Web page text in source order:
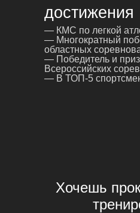
Хочешь
— КМС по легкой
— Многократный
областных
— Победитель и
Всероссийских
— В ТОП-5
достижения